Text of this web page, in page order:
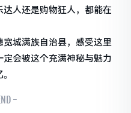
人还是购物狂人，都能在
城满族自治县，感受这里
会被这个充满神秘与魅力
-